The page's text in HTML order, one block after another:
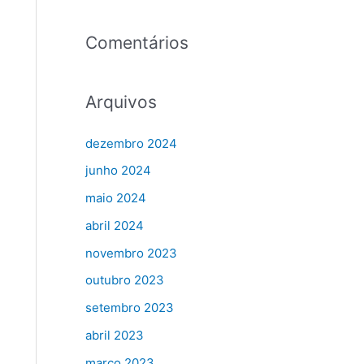
Comentários
Arquivos
dezembro 2024
junho 2024
maio 2024
abril 2024
novembro 2023
outubro 2023
setembro 2023
abril 2023